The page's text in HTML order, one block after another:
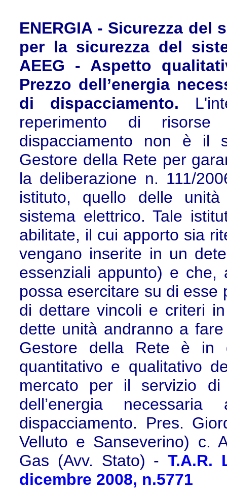
ENERGIA - Sicurezza del
per la sicurezza del
AEEG - Aspetto
Prezzo dell’energia
di dispacciamento.
reperimento di
dispacciamento non è il
Gestore della Rete per
la deliberazione n. 111/
istituto, quello delle
sistema elettrico. Tale
abilitate, il cui apporto sia
vengano inserite in un
essenziali appunto) e che,
possa esercitare su di esse
di dettare vincoli e criteri
dette unità andranno a
Gestore della Rete è in
quantitativo e qualitativo
mercato per il servizio di
dell’energia
dispacciamento. Pres.
Velluto e Sanseverino) c.
Gas (Avv. Stato) - T.A.R.
dicembre 2008, n.5771